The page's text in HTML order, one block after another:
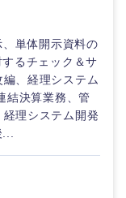
単体開示資料の
るチェック＆サ
、経理システム
結決算業務、管
理システム開発